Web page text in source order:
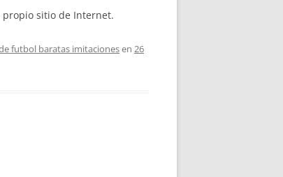
sitio de Internet.
futbol baratas imitacionesen 26